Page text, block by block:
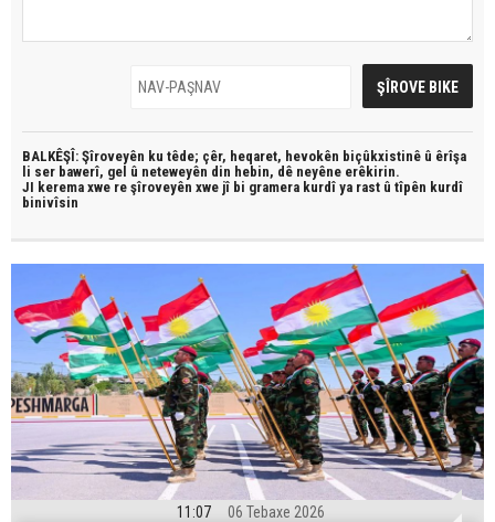
BALKÊŞÎ: Şîroveyên ku têde; çêr, heqaret, hevokên biçûkxistinê û êrîşa
li ser bawerî, gel û neteweyên din hebin, dê neyêne erêkirin.
JI kerema xwe re şîroveyên xwe jî bi gramera kurdî ya rast û tîpên kurdî
binivîsin
11:07 06 Tebaxe 2026